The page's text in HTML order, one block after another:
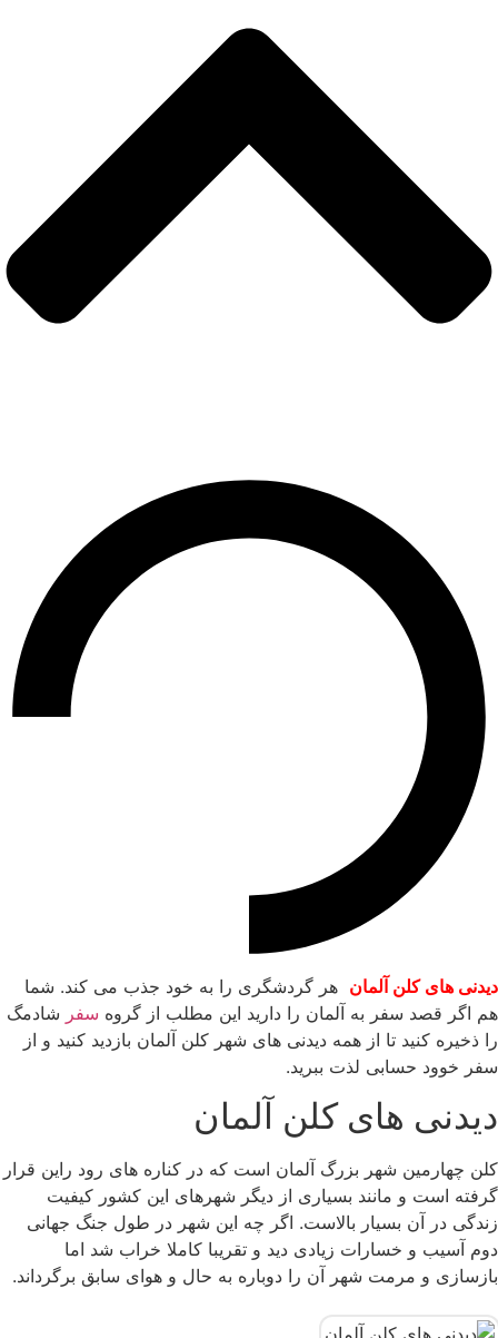
دیدنی های کلن آلمان هر گردشگری را به خود جذب می کند. شما
هم اگر قصد سفر به آلمان را دارید این مطلب از گروه سفر شادمگ
را ذخیره کنید تا از همه دیدنی های شهر کلن آلمان بازدید کنید و از
سفر خوود حسابی لذت ببرید.
دیدنی های کلن آلمان
کلن چهارمین شهر بزرگ آلمان است که در کناره های رود راین قرار
گرفته است و مانند بسیاری از دیگر شهرهای این کشور کیفیت
زندگی در آن بسیار بالاست. اگر چه این شهر در طول جنگ جهانی
دوم آسیب و خسارات زیادی دید و تقریبا کاملا خراب شد اما
بازسازی و مرمت شهر آن را دوباره به حال و هوای سابق برگرداند.